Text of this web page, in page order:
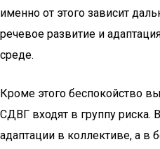
именно от этого зависит
речевое развитие и
среде.
Кроме этого беспокойство
СДВГ входят в группу риска.
адаптации в коллективе, а в